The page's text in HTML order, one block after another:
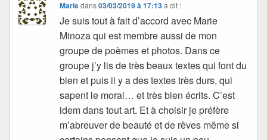
Mariedans03/03/2019 à 17:13 a dit :
Je suis tout à fait d’accord avec Marie
Minoza qui est membre aussi de mon
groupe de poèmes et photos. Dans ce
groupe j’y lis de très beaux textes qui font du
bien et puis il y a des textes très durs, qui
sapent le moral… et très bien écrits. C’est
idem dans tout art. Et à choisir je préfère
m’abreuver de beauté et de rêves même si